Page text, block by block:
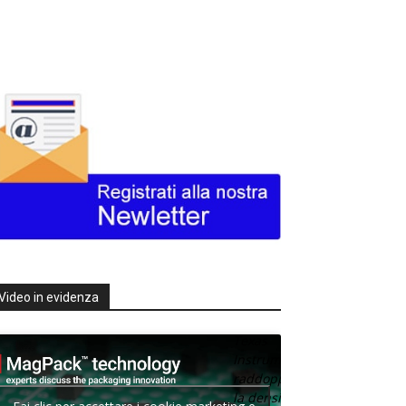
in evidenza
Texas
raddoppia
la densità